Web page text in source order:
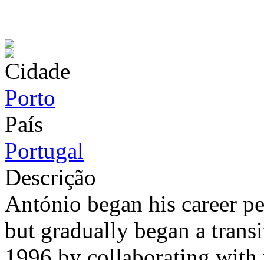
Cidade
Porto
País
Portugal
Descrição
António began his career
but gradually began a